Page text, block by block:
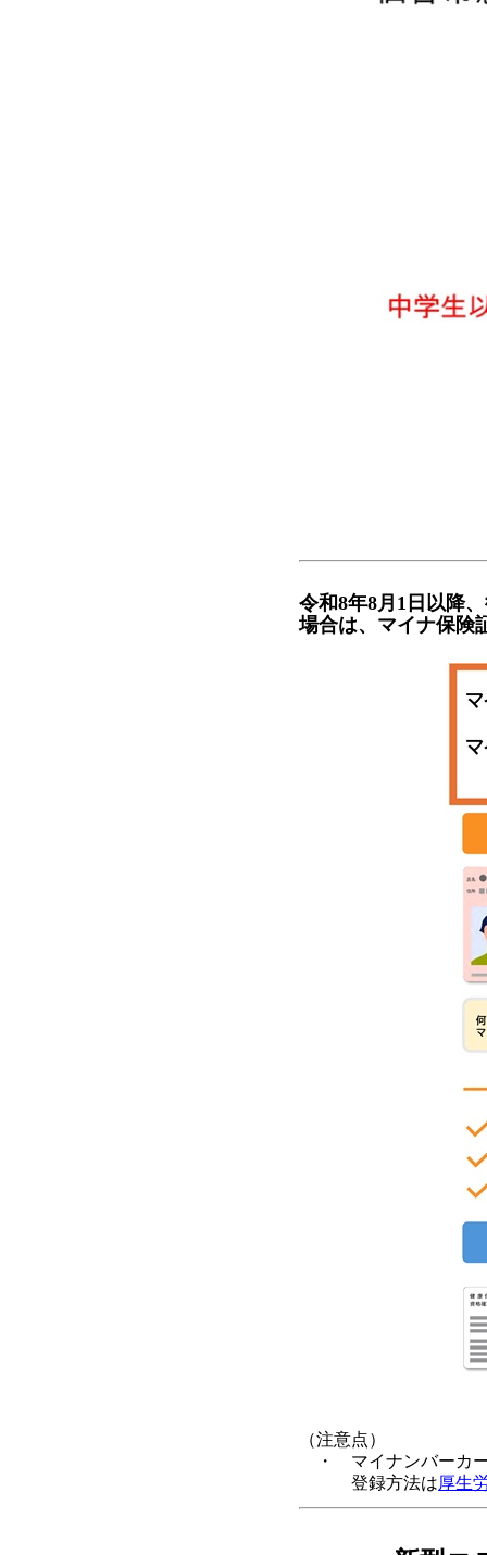
令和8年8月1日以降
場合は、マイナ保険
（注意点）
・ マイナンバーカー
登録方法は厚生